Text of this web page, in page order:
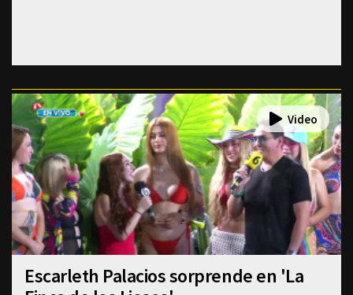
Escarleth Palacios sorprende en 'La